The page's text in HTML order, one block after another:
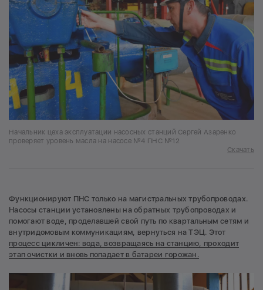
Начальник цеха эксплуатации насосных станций Сергей Азаренко
проверяет уровень масла на насосе №4 ПНС №12
Скачать
Функционируют ПНС только на магистральных трубопроводах.
Насосы станции установлены на обратных трубопроводах и
помогают воде, проделавшей свой путь по квартальным сетям и
внутридомовым коммуникациям, вернуться на ТЭЦ. Этот
процесс цикличен: вода, возвращаясь на станцию, проходит
этап очистки и вновь попадает в батареи горожан.